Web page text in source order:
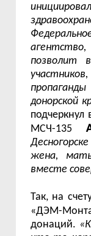
позволит
донорской
подчеркнул
МСЧ-135
жена,
вместе
Так, на
«ДЭМ-
донаций.